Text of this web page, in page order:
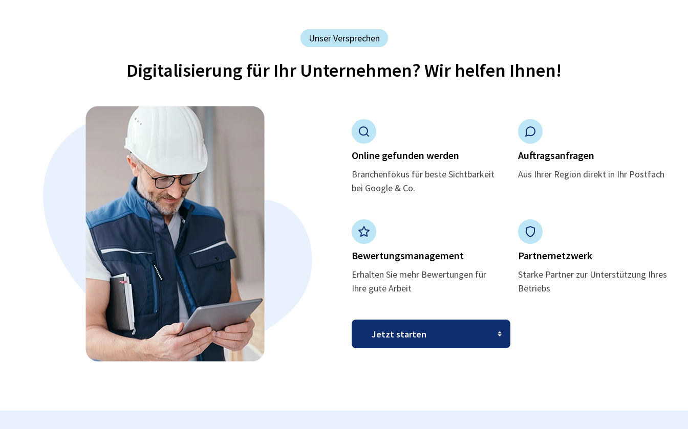
Unser Versprechen
Digitalisierung für Ihr Unternehmen? Wir helfen Ihnen!
Online gefunden werden
Branchenfokus für beste Sichtbarkeit
bei Google & Co.
Auftragsanfragen
Aus Ihrer Region direkt in Ihr Postfach
Bewertungsmanagement
Erhalten Sie mehr Bewertungen für
Ihre gute Arbeit
Partnernetzwerk
Starke Partner zur Unterstützung Ihres
Betriebs